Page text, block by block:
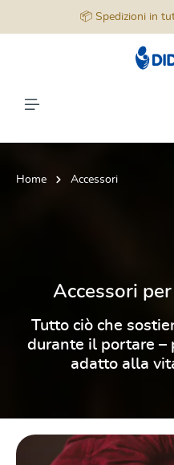
📦 Spedizioni in
Home Accessori
Accessori
Tutto ciò che
durante il portare –
adatto alla
Skip category gallery